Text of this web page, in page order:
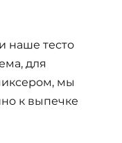
наше тесто
для
мы
к выпечке